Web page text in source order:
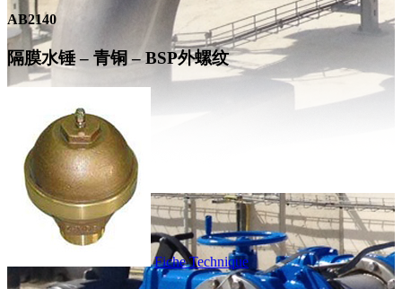
AB2140
隔膜水锤 – 青铜 – BSP外螺纹
Fiche Technique